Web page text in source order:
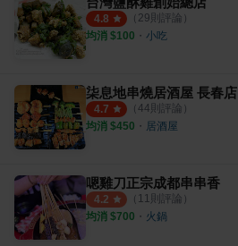
4.8 （ 29則評論）
均消 $100 ・ 小吃
柒息地串燒居酒屋 長春店
4.7 （ 44則評論）
均消 $450 ・ 居酒屋
嗯雞刀正宗成都串串香
4.2 （ 11則評論）
均消 $700 ・ 火鍋